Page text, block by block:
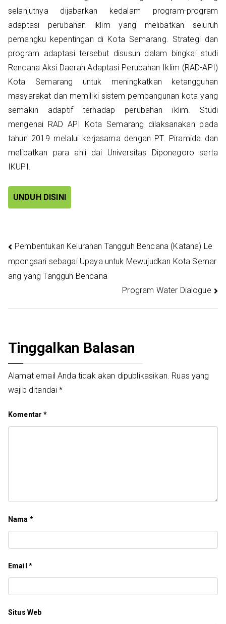
selanjutnya dijabarkan kedalam program-program
adaptasi perubahan iklim yang melibatkan seluruh
pemangku kepentingan di Kota Semarang. Strategi dan
program adaptasi tersebut disusun dalam bingkai studi
Rencana Aksi Daerah Adaptasi Perubahan Iklim (RAD-API)
Kota Semarang untuk meningkatkan ketangguhan
masyarakat dan memiliki sistem pembangunan kota yang
semakin adaptif terhadap perubahan iklim. Studi
mengenai RAD API Kota Semarang dilaksanakan pada
tahun 2019 melalui kerjasama dengan PT. Piramida dan
melibatkan para ahli dai Universitas Diponegoro serta
IKUPI.
UNDUH DISINI
Navigasi
pos
Pembentukan Kelurahan Tangguh Bencana (Katana) Le
mpongsari sebagai Upaya untuk Mewujudkan Kota Semar
ang yang Tangguh Bencana
Program Water Dialogue
Tinggalkan Balasan
Alamat email Anda tidak akan dipublikasikan. Ruas yang
wajib ditandai*
Komentar*
Nama *
Email *
Situs Web